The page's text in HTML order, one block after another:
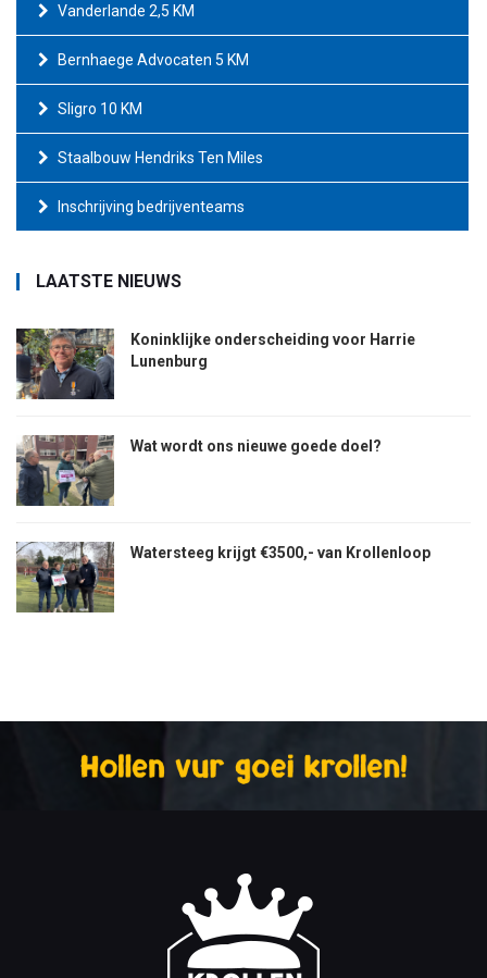
Vanderlande 2,5 KM
Bernhaege Advocaten 5 KM
Sligro 10 KM
Staalbouw Hendriks Ten Miles
Inschrijving bedrijventeams
LAATSTE NIEUWS
Koninklijke onderscheiding voor Harrie
Lunenburg
Wat wordt ons nieuwe goede doel?
Watersteeg krijgt €3500,- van Krollenloop